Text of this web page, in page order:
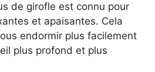
de girofle est connu pour
et apaisantes. Cela
endormir plus facilement
plus profond et plus